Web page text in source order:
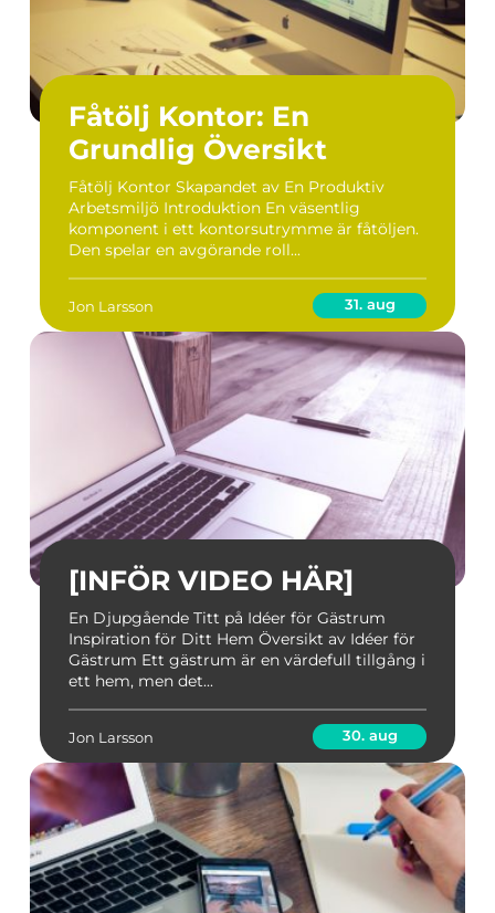
Fåtölj Kontor: En
Grundlig Översikt
Fåtölj Kontor Skapandet av En Produktiv
Arbetsmiljö Introduktion En väsentlig
komponent i ett kontorsutrymme är fåtöljen.
Den spelar en avgörande roll...
Jon Larsson 31. aug
[INFÖR VIDEO HÄR]
En Djupgående Titt på Idéer för Gästrum
Inspiration för Ditt Hem Översikt av Idéer för
Gästrum Ett gästrum är en värdefull tillgång i
ett hem, men det...
Jon Larsson 30. aug